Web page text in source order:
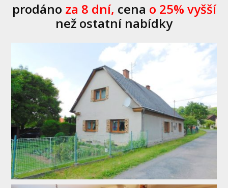
prodáno za 8 dní, cena o 25% vyšší
než ostatní nabídky